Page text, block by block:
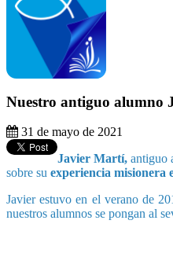
Nuestro antiguo alumno
31 de mayo de 2021
Javier Martí, antiguo
sobre su experiencia misionera
Javier estuvo en el verano de
nuestros alumnos se pongan al